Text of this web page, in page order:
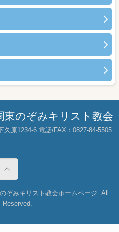
のぞみキリスト教会
原1234-6 電話/FAX：0827-84-5505
みキリスト教会ホームページ. All
Reserved.